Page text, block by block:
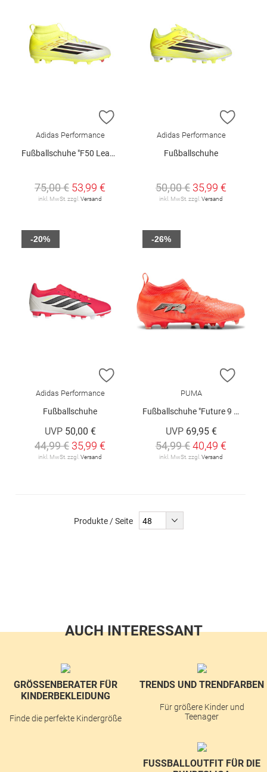
ZUR WUNSCHLISTE HINZUFÜGEN
Adidas Performance
Fußballschuhe "F50 League Mid FG/MG"
75,00 € 53,99 €
inkl. MwSt. zzgl. Versand
ZUR
Adidas Performance
Fußballschuhe
50,00 € 35,99 €
inkl. MwSt. zzgl. Versand
ZUR WUNSCHLISTE HINZUFÜGEN
Adidas Performance
Fußballschuhe
UVP 50,00 €
44,99 € 35,99 €
inkl. MwSt. zzgl. Versand
-20%
ZUR
PUMA
Fußballschuhe "Future 9 Match"
UVP 69,95 €
54,99 €40,49 €
inkl. MwSt. zzgl. Versand
-26%
Produkte / Seite
AUCH INTERESSANT
GRÖSSENBERATER FÜR K
INDERBEKLEIDUNG
Finde die perfekte Kindergröße
TRENDS UND TRENDFARBEN
Für größere Kinder und
Teenager
FUSSBALLOUTFIT FÜR DIE B